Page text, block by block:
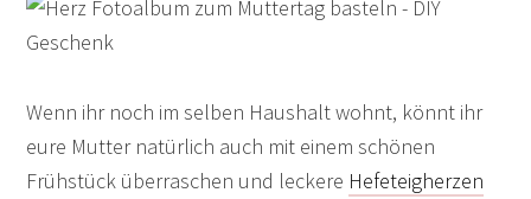
Wenn ihr noch im selben Haushalt wohnt, könnt ihr
eure Mutter natürlich auch mit einem schönen
Frühstück überraschen und leckere Hefeteigherzen